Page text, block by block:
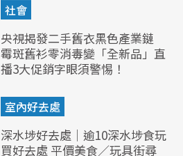
社會
央視揭發二手舊衣黑色產業鏈
霉斑舊衫零消毒變「全新品」直
播3大促銷字眼須警惕！
室內好去處
深水埗好去處｜逾10深水埗食玩
買好去處 平價美食／玩具街尋